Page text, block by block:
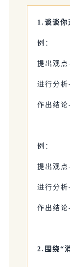
1.谈谈你
例：
提出观
进行分
作出结
例：
提出观
进行分
作出结
2.围绕“